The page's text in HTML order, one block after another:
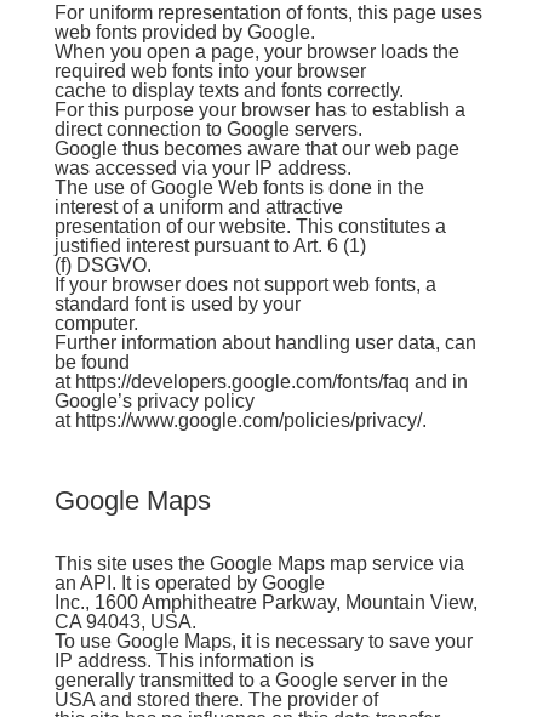
For uniform representation of fonts, this page uses
web fonts provided by Google.
When you open a page, your browser loads the
required web fonts into your browser
cache to display texts and fonts correctly.
For this purpose your browser has to establish a
direct connection to Google servers.
Google thus becomes aware that our web page
was accessed via your IP address.
The use of Google Web fonts is done in the
interest of a uniform and attractive
presentation of our website. This constitutes a
justified interest pursuant to Art. 6 (1)
(f) DSGVO.
If your browser does not support web fonts, a
standard font is used by your
computer.
Further information about handling user data, can
be found
at https://developers.google.com/fonts/faq and in
Google’s privacy policy
at https://www.google.com/policies/privacy/.
Google Maps
This site uses the Google Maps map service via
an API. It is operated by Google
Inc., 1600 Amphitheatre Parkway, Mountain View,
CA 94043, USA.
To use Google Maps, it is necessary to save your
IP address. This information is
generally transmitted to a Google server in the
USA and stored there. The provider of